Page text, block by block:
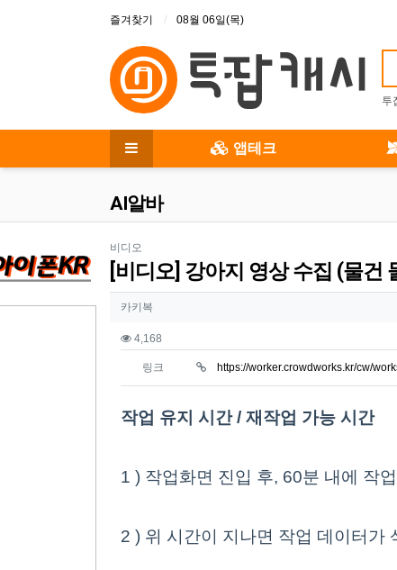
즐겨찾기 08월 06일(목)
투
앱테크
AI알바
분류
비디오
[비디오] 강아지 영상 수집 (물건
작성자 정보
작성자
카키복
컨텐츠 정보
조회4,168
링크 https://worker.crowdworks.kr/cw/
본문
작업 유지 시간 / 재작업 가능 시간
1 ) 작업화면 진입 후, 60분 내에 작
2 ) 위 시간이 지나면 작업 데이터가